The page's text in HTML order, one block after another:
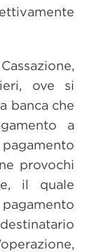
ove si
banca che
a
provochi
il quale